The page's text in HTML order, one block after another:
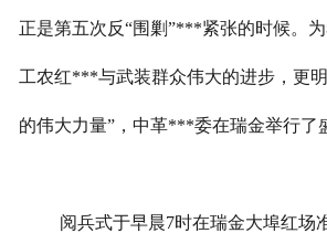
正是第五次反“围剿”***紧张的时候。
工农红***与武装群众伟大的进步，更
的伟大力量”，中革***委在瑞金举行了
阅兵式于早晨7时在瑞金大埠红场